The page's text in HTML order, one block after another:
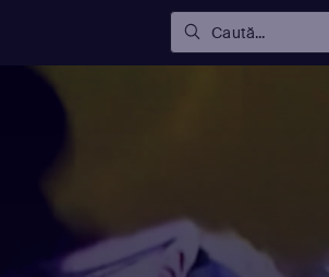
Caută...